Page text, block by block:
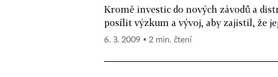
Kromě investic do nových závodů a
posílit výzkum a vývoj, aby zajistil, že
6. 3. 2009 ▪ 2 min. čtení